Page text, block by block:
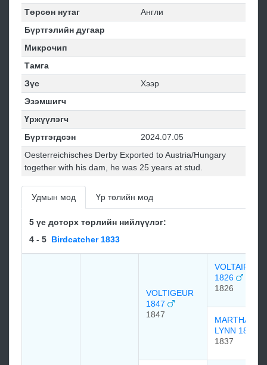
Төрсөн нутаг
Англи
Бүртгэлийн дугаар
Микрочип
Тамга
Зүс
Хээр
Эзэмшигч
Үржүүлэгч
Бүртгэгдсэн
2024.07.05
Oesterreichisches Derby Exported to Austria/Hungary
together with his dam, he was 25 years at stud.
Удмын мод Үр төлийн мод
5 үе доторх төрлийн нийлүүлэг:
4 - 5 Birdcatcher 1833
VOLTIGEUR
1847
1847
VOLTAIRE
1826
1826
MARTHA
LYNN 1837
1837